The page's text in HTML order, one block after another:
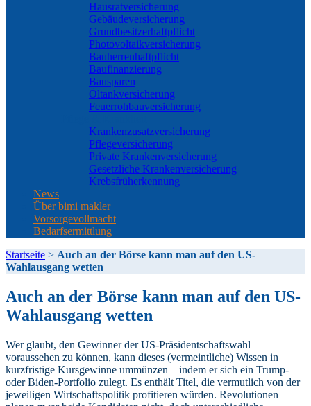
Hausratversicherung
Gebäudeversicherung
Grundbesitzerhaftpflicht
Photovoltaikversicherung
Bauherrenhaftpflicht
Baufinanzierung
Bausparen
Öltankversicherung
Feuerrohbauversicherung
Krankenzusatzversicherung
Pflegeversicherung
Private Krankenversicherung
Gesetzliche Krankenversicherung
Krebsfrüherkennung
News
Über bimi makler
Vorsorgevollmacht
Bedarfsermittlung
Startseite > Auch an der Börse kann man auf den US-
Wahlausgang wetten
Auch an der Börse kann man auf den US-
Wahlausgang wetten
Wer glaubt, den Gewinner der US-Präsidentschaftswahl
voraussehen zu können, kann dieses (vermeintliche) Wissen in
kurzfristige Kursgewinne ummünzen – indem er sich ein Trump-
oder Biden-Portfolio zulegt. Es enthält Titel, die vermutlich von der
jeweiligen Wirtschaftspolitik profitieren würden. Revolutionen